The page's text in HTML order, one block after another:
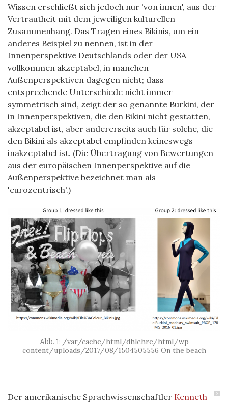
Wissen erschließt sich jedoch nur 'von innen', aus der
Vertrautheit mit dem jeweiligen kulturellen
Zusammenhang. Das Tragen eines Bikinis, um ein
anderes Beispiel zu nennen, ist in der
Innenperspektive Deutschlands oder der USA
vollkommen akzeptabel, in manchen
Außenperspektiven dagegen nicht; dass
entsprechende Unterschiede nicht immer
symmetrisch sind, zeigt der so genannte Burkini, der
in Innenperspektiven, die den Bikini nicht gestatten,
akzeptabel ist, aber andererseits auch für solche, die
den Bikini als akzeptabel empfinden keineswegs
inakzeptabel ist. (Die Übertragung von Bewertungen
aus der europäischen Innenperspektive auf die
Außenperspektive bezeichnet man als
'eurozentrisch'.)
/var/cache/html/dhlehre/html/wp
content/uploads/2017/08/1504505556 On the beach
3
Der amerikanische Sprachwissenschaftler Kenneth